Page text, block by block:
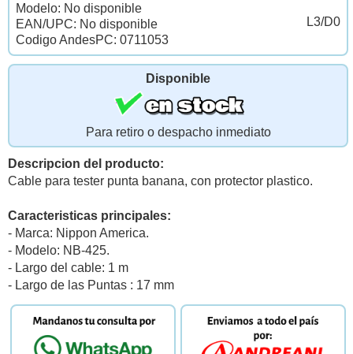
L3/D0
Modelo: No disponible
EAN/UPC: No disponible
Codigo AndesPC: 0711053
Disponible
Para retiro o despacho inmediato
Descripcion del producto:
Cable para tester punta banana, con protector plastico.
Caracteristicas principales:
- Marca: Nippon America.
- Modelo: NB-425.
- Largo del cable: 1 m
- Largo de las Puntas : 17 mm